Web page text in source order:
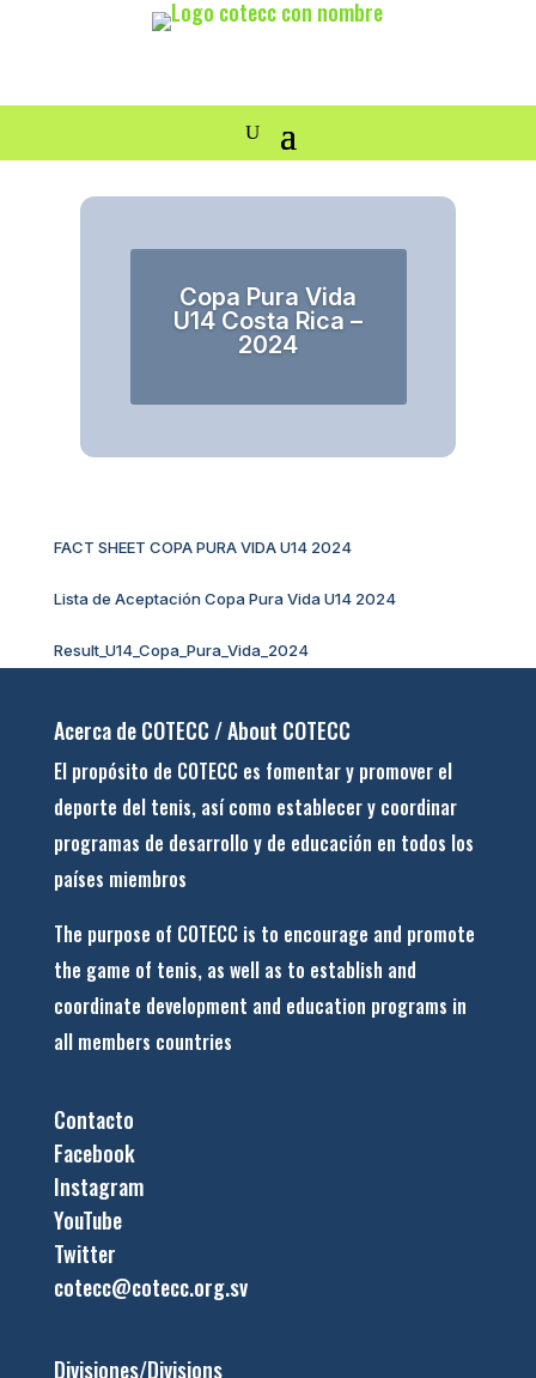
Copa Pura Vida
U14 Costa Rica –
2024
FACT SHEET COPA PURA VIDA U14 2024
Lista de Aceptación Copa Pura Vida U14 2024
Result_U14_Copa_Pura_Vida_2024
Acerca de COTECC / About COTECC
El propósito de COTECC es fomentar y promover el
deporte del tenis, así como establecer y coordinar
programas de desarrollo y de educación en todos los
países miembros
The purpose of COTECC is to encourage and promote
the game of tenis, as well as to establish and
coordinate development and education programs in
all members countries
Contacto
Facebook
Instagram
YouTube
Twitter
cotecc@cotecc.org.sv
Divisiones/Divisions